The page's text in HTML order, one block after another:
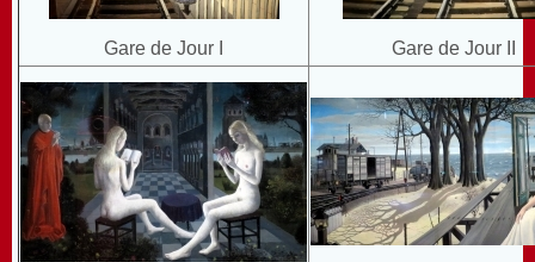
Gare de Jour I Gare de Jour II